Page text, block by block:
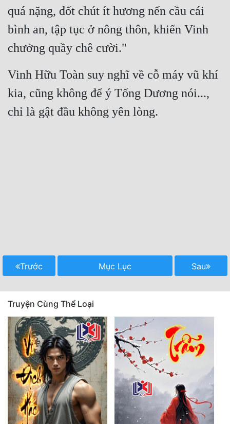
quá nặng, đốt chút ít hương nến cầu cái
bình an, tập tục ở nông thôn, khiến Vinh
chưởng quầy chê cười."
Vinh Hữu Toàn suy nghĩ về cỗ máy vũ khí
kia, cũng không để ý Tống Dương nói...,
chỉ là gật đầu không yên lòng.
Trước Mục Lục Sau
Truyện Cùng Thể Loại